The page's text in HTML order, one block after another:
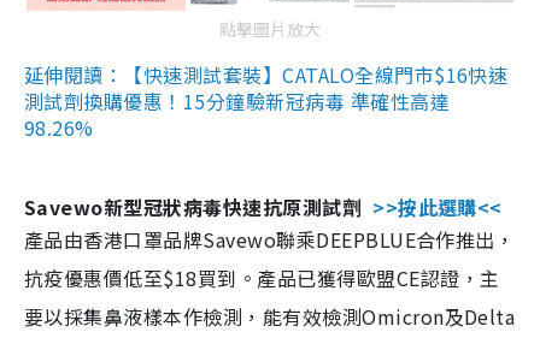
點擊圖片放大
延伸閱讀：【快速測試套裝】CATALO全線門市$16快速
測試劑換購優惠！15分鐘驗新冠病毒 準確性高達
98.26%
Savewo新型冠狀病毒快速抗原測試劑 >>按此選購<<
產品由香港口罩品牌Savewo聯乘DEEPBLUE合作推出，
抗疫優惠價低至$18買到。產品已獲得歐盟CE認證，主
要以採集鼻液樣本作檢測，能有效檢測Omicron及Delta